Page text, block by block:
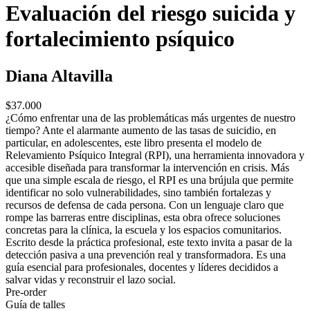
Evaluación del riesgo suicida y
fortalecimiento psíquico
Diana Altavilla
$37.000
¿Cómo enfrentar una de las problemáticas más urgentes de nuestro
tiempo? Ante el alarmante aumento de las tasas de suicidio, en
particular, en adolescentes, este libro presenta el modelo de
Relevamiento Psíquico Integral (RPI), una herramienta innovadora y
accesible diseñada para transformar la intervención en crisis. Más
que una simple escala de riesgo, el RPI es una brújula que permite
identificar no solo vulnerabilidades, sino también fortalezas y
recursos de defensa de cada persona. Con un lenguaje claro que
rompe las barreras entre disciplinas, esta obra ofrece soluciones
concretas para la clínica, la escuela y los espacios comunitarios.
Escrito desde la práctica profesional, este texto invita a pasar de la
detección pasiva a una prevención real y transformadora. Es una
guía esencial para profesionales, docentes y líderes decididos a
salvar vidas y reconstruir el lazo social.
Pre-order
Guía de talles